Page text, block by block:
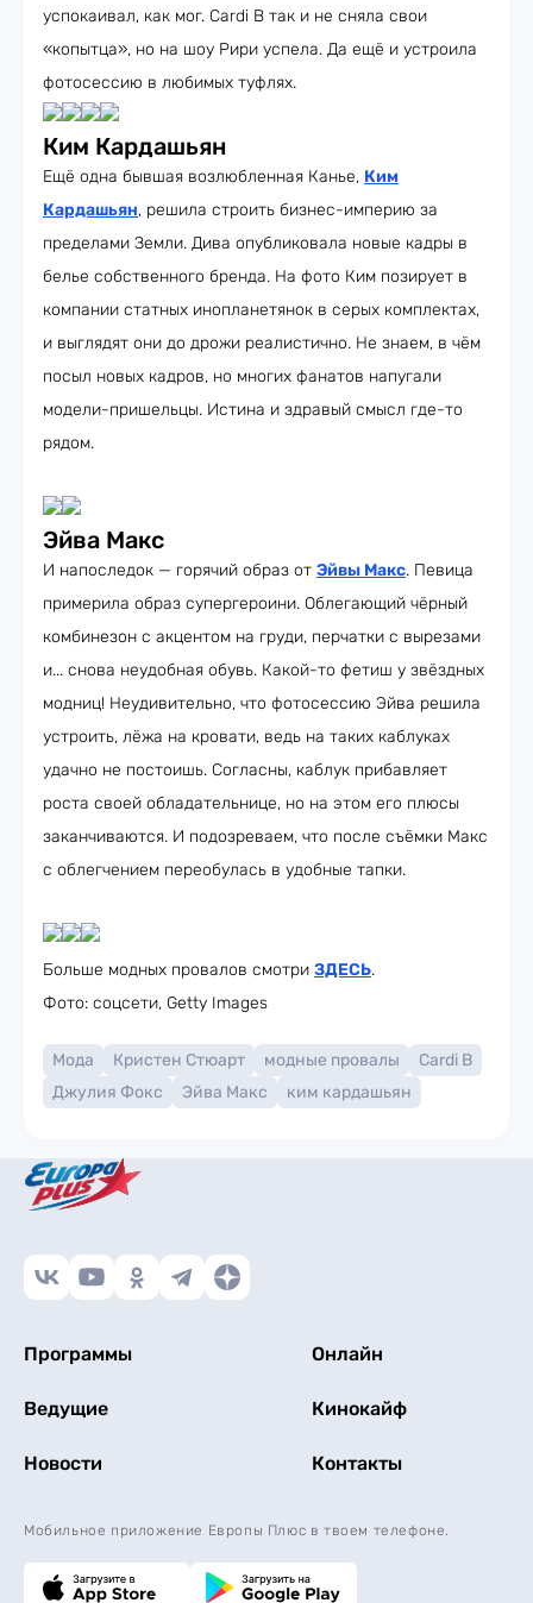
успокаивал, как мог. Cardi B так и не сняла свои
«копытца», но на шоу Рири успела. Да ещё и устроила
фотосессию в любимых туфлях.
Ким Кардашьян
Ещё одна бывшая возлюбленная Канье, Ким
Кардашьян, решила строить бизнес-империю за
пределами Земли. Дива опубликовала новые кадры в
белье собственного бренда. На фото Ким позирует в
компании статных инопланетянок в серых комплектах,
и выглядят они до дрожи реалистично. Не знаем, в чём
посыл новых кадров, но многих фанатов напугали
модели-пришельцы. Истина и здравый смысл где-то
рядом.
Эйва Макс
И напоследок — горячий образ от Эйвы Макс. Певица
примерила образ супергероини. Облегающий чёрный
комбинезон с акцентом на груди, перчатки с вырезами
и... снова неудобная обувь. Какой-то фетиш у звёздных
модниц! Неудивительно, что фотосессию Эйва решила
устроить, лёжа на кровати, ведь на таких каблуках
удачно не постоишь. Согласны, каблук прибавляет
роста своей обладательнице, но на этом его плюсы
заканчиваются. И подозреваем, что после съёмки Макс
с облегчением переобулась в удобные тапки.
Больше модных провалов смотри ЗДЕСЬ.
Фото: соцсети, Getty Images
Мода Кристен Стюарт модные провалы
Cardi B
Джулия Фокс
Эйва Макс ким кардашьян
Программы Онлайн
Ведущие Кинокайф
Новости Контакты
Мобильное приложение Европы Плюс в твоем телефоне.